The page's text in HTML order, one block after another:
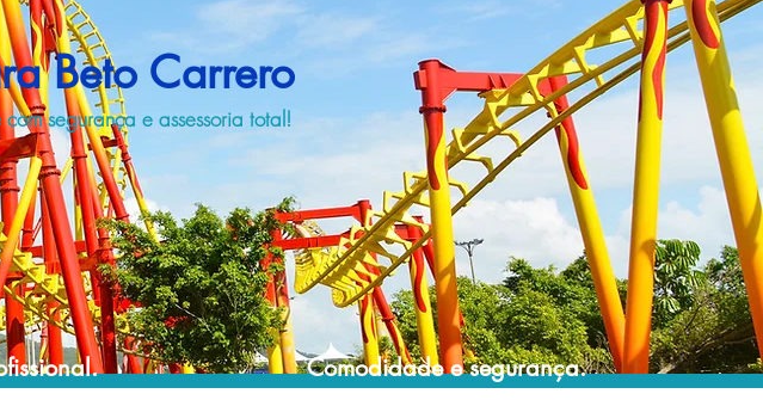
Beto Carrero
segurança e assessoria total!
Comodidade e segurança.